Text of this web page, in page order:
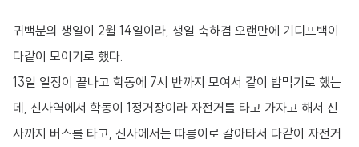
귀백분의 생일이 2월 14일이라, 생일 축하겸 오랜만에 기디프백이
다같이 모이기로 했다.
13일 일정이 끝나고 학동에 7시 반까지 모여서 같이 밥먹기로 했는
데, 신사역에서 학동이 1정거장이라 자전거를 타고 가자고 해서 신
사까지 버스를 타고, 신사에서는 따릉이로 갈아타서 다같이 자전거